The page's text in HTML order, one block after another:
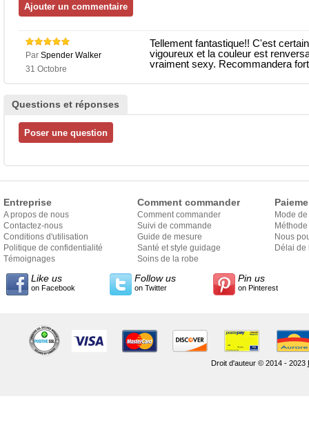
Par Spender Walker
31 Octobre
Tellement fantastique!! C'est
vigoureux et la couleur est
vraiment sexy. Recommandera
Questions et réponses
Entreprise
A propos de nous
Contactez-nous
Conditions d'utilisation
Politique de confidentialité
Témoignages
Comment commander
Comment commander
Suivi de commande
Guide de mesure
Santé et style guidage
Soins de la robe
Mode
Nous
Délai de
Like us
on Facebook
Follow us
on Twitter
Pin us
on Pinterest
Droit d'auteur © 2014 - 2023